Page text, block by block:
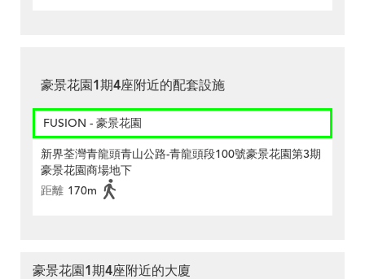
豪景花園1期4座附近的配套設施
FUSION - 豪景花園
新界荃灣青龍頭青山公路-青龍頭段100號豪景花園第3期
豪景花園商場地下
距離 170m
豪景花園1期4座附近的大廈